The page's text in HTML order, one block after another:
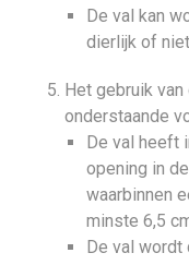
De val kan
dierlijk of
Het gebruik
onderstaande
De val heeft
opening in
waarbinnen
minste 6,5
De val wordt